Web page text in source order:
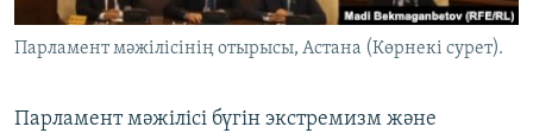
Басқа тілдерде
Парламент мәжілісінің отырысы, Астана (Көрнекі сурет).
Парламент мәжілісі бүгін экстремизм және